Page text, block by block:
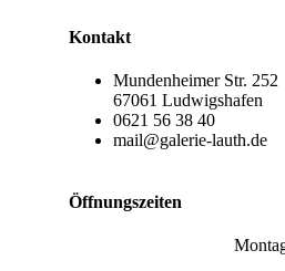
Kontakt
Mundenheimer Str. 252
67061 Ludwigshafen
0621 56 38 40
mail@galerie-lauth.de
Öffnungszeiten